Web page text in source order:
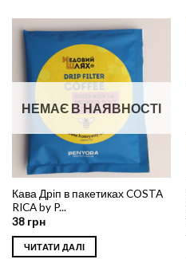
НЕМАЄ В НАЯВНОСТІ
Кава Дріп в пакетиках COSTA
RICA by P...
38 грн
ЧИТАТИ ДАЛІ